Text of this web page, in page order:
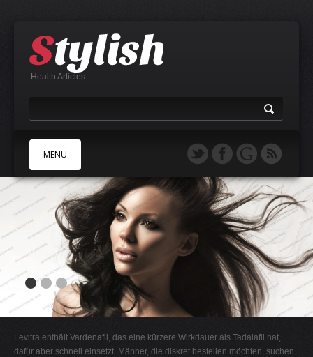
Health Articles
MENU
B
E
F
H
Levitra enthält Vardenafil, das eine kürzere Wirkdauer als Tadalafil hat,
dafür aber schnell einsetzt. Männer, die diskret bestellen möchten, suchen